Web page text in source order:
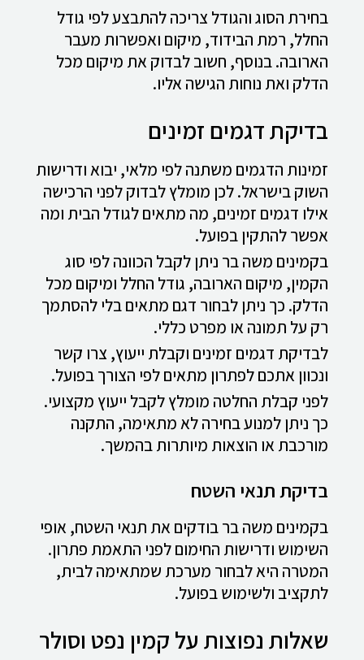
בחירת הסוג והגודל צריכה להתבצע לפי גודל
החלל, רמת הבידוד, מיקום ואפשרות מעבר
הארובה. בנוסף, חשוב לבדוק את מיקום מכל
הדלק ואת נוחות הגישה אליו.
בדיקת דגמים זמינים
זמינות הדגמים משתנה לפי מלאי, יבוא ודרישות
השוק בישראל. לכן מומלץ לבדוק לפני הרכישה
אילו דגמים זמינים, מה מתאים לגודל הבית ומה
אפשר להתקין בפועל.
בקמינים משה בר ניתן לקבל הכוונה לפי סוג
הקמין, מיקום הארובה, גודל החלל ומיקום מכל
הדלק. כך ניתן לבחור דגם מתאים בלי להסתמך
רק על תמונה או מפרט כללי.
לבדיקת דגמים זמינים וקבלת ייעוץ, צרו קשר
ונכוון אתכם לפתרון מתאים לפי הצורך בפועל.
לפני קבלת החלטה מומלץ לקבל ייעוץ מקצועי.
כך ניתן למנוע בחירה לא מתאימה, התקנה
מורכבת או הוצאות מיותרות בהמשך.
בדיקת תנאי השטח
בקמינים משה בר בודקים את תנאי השטח, אופי
השימוש ודרישות החימום לפני התאמת פתרון.
המטרה היא לבחור מערכת שמתאימה לבית,
לתקציב ולשימוש בפועל.
שאלות נפוצות על קמין נפט וסולר